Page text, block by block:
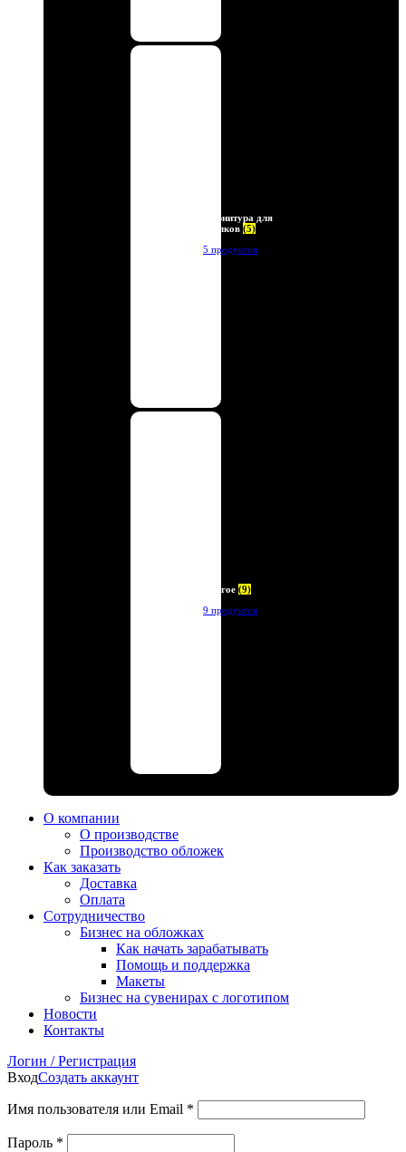
Фурнитура для
брелков (5)
5 продуктов
Другое (9)
9 продуктов
О компании
О производстве
Производство обложек
Как заказать
Доставка
Оплата
Сотрудничество
Бизнес на обложках
Как начать зарабатывать
Помощь и поддержка
Макеты
Бизнес на сувенирах с логотипом
Новости
Контакты
Логин / Регистрация
ВходСоздать аккаунт
Имя пользователя или Email *
Пароль *